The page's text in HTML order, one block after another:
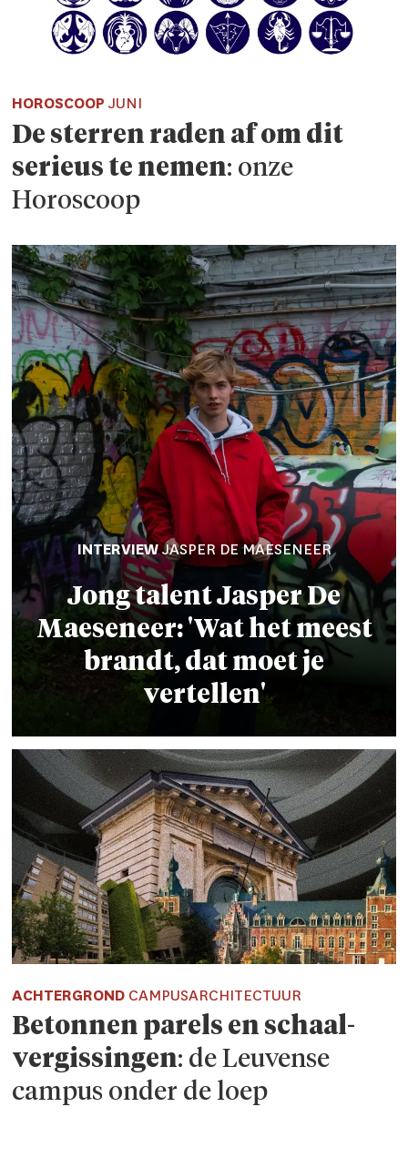
HOROSCOOP JUNI
De sterren raden af om dit
serieus te nemen: onze
Horoscoop
INTERVIEWJASPER DE MAESENEER
Jong talentJasper De
Maeseneer: 'Wat het meest
brandt, dat moet je
vertellen'
ACHTERGROND CAMPUSARCHITECTUUR
Betonnen parels en schaal­
vergissing­en: de Leuvense
campus onder de loep